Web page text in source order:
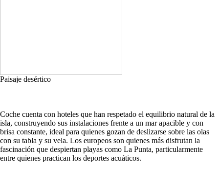
Paisaje desértico
Coche cuenta con hoteles que han respetado el equilibrio natural de la
isla, construyendo sus instalaciones frente a un mar apacible y con
brisa constante, ideal para quienes gozan de deslizarse sobre las olas
con su tabla y su vela. Los europeos son quienes más disfrutan la
fascinación que despiertan playas como La Punta, particularmente
entre quienes practican los deportes acuáticos.